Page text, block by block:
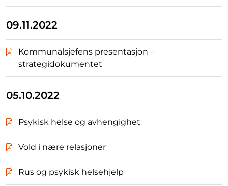
09.11.2022
Kommunalsjefens presentasjon –
strategidokumentet
05.10.2022
Psykisk helse og avhengighet
Vold i nære relasjoner
Rus og psykisk helsehjelp